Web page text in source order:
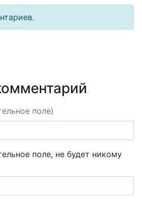
поле)
поле, не будет никому